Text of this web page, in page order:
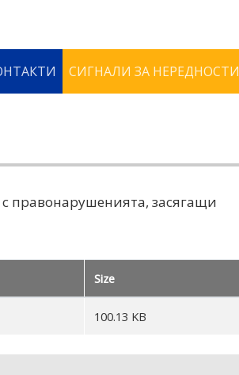
СИГНАЛИ ЗА НЕРЕДНОСТИ
правонарушенията, засягащи
Size
100.13 KB